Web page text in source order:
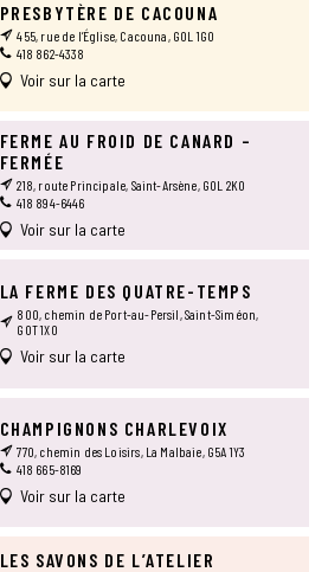
PRESBYTÈRE DE CACOUNA
455, rue de l’Église, Cacouna, G0L 1G0
418 862-4338
Voir sur la carte
FERME AU FROID DE CANARD –
FERMÉE
218, route Principale, Saint-Arsène, G0L 2K0
418 894-6446
Voir sur la carte
LA FERME DES QUATRE-TEMPS
800, chemin de Port-au-Persil, Saint-Siméon,
G0T 1X0
Voir sur la carte
CHAMPIGNONS CHARLEVOIX
770, chemin des Loisirs, La Malbaie, G5A 1Y3
418 665-8169
Voir sur la carte
LES SAVONS DE L’ATELIER